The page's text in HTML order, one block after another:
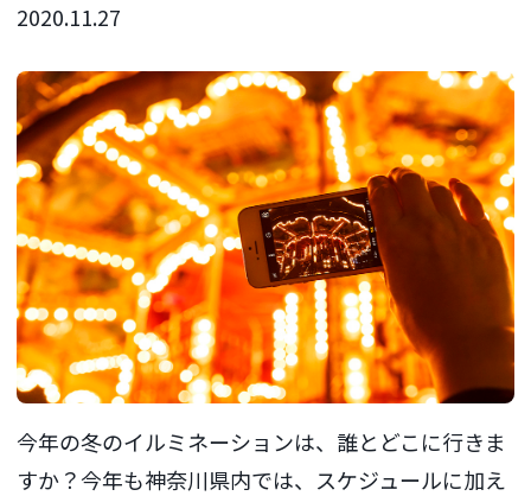
2020.11.27
今年の冬のイルミネーションは、誰とどこに行きま
すか？今年も神奈川県内では、スケジュールに加え